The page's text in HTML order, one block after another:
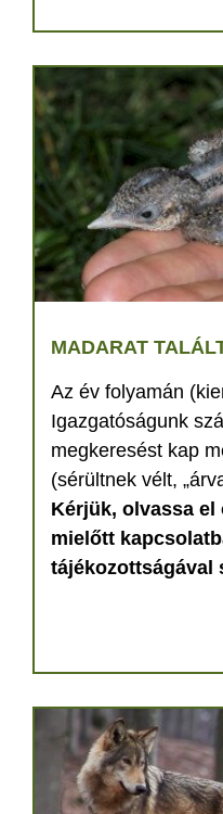
MADARAT
Az év folyamán
Igazgatóságunk
megkeresést kap
(sérültnek vélt,
Kérjük, olvassa
mielőtt
tájékozottságával